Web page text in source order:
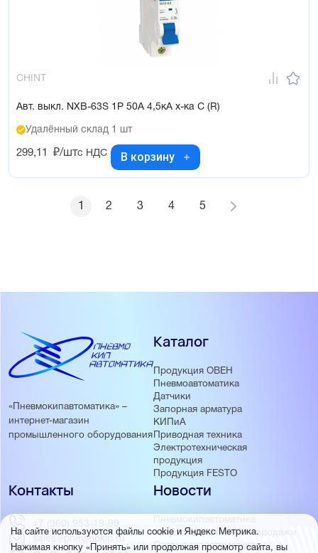
CHINT
Авт. выкл. NXB-63S 1P 50А 4,5кА х-ка C (R)
Удалённый склад 1 шт
299,11 ₽/штс НДС В корзину
1 2 3 4 5
«Пневмокипавтоматика» –
интернет-магазин
промышленного оборудования
Каталог
Продукция ОВЕН
Пневмоавтоматика
Датчики
Запорная арматура
КИПиА
Приводная техника
Электротехническая
продукция
Продукция FESTO
Новости
Пневмокипавтоматика
запустила розничные продажи
Пневмокипавтоматика –
Контакты
+7 (960) 953-19-99
sales@pnevmokip.ru
На сайте используются файлы cookie и Яндекс Метрика.
Нажимая кнопку «Принять» или продолжая просмотр сайта, вы